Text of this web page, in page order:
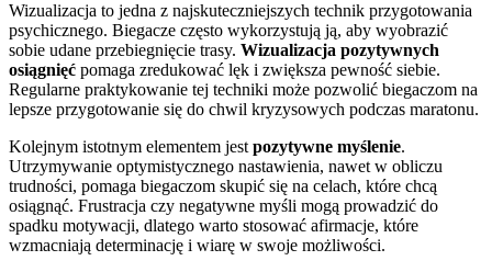
Wizualizacja to jedna z najskuteczniejszych technik przygotowania
psychicznego. Biegacze często wykorzystują ją, aby wyobrazić
sobie udane przebiegnięcie trasy. Wizualizacja pozytywnych
osiągnięć pomaga zredukować lęk i zwiększa pewność siebie.
Regularne praktykowanie tej techniki może pozwolić biegaczom na
lepsze przygotowanie się do chwil kryzysowych podczas maratonu.
Kolejnym istotnym elementem jest pozytywne myślenie.
Utrzymywanie optymistycznego nastawienia, nawet w obliczu
trudności, pomaga biegaczom skupić się na celach, które chcą
osiągnąć. Frustracja czy negatywne myśli mogą prowadzić do
spadku motywacji, dlatego warto stosować afirmacje, które
wzmacniają determinację i wiarę w swoje możliwości.